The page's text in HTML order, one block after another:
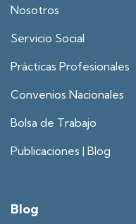
Nosotros
Servicio Social
Prácticas Profesionales
Convenios Nacionales
Bolsa de Trabajo
Publicaciones | Blog
Blog